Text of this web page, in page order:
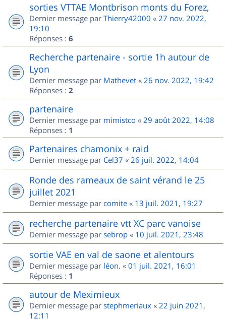
sorties VTTAE Montbrison monts du Forez,
Dernier message par Thierry42000 « 27 nov. 2022,
19:10
Réponses : 6
Recherche partenaire - sortie 1h autour de
Lyon
Dernier message par Mathevet « 26 nov. 2022, 19:42
Réponses : 2
partenaire
Dernier message par mimistco « 29 août 2022, 14:08
Réponses : 1
Partenaires chamonix + raid
Dernier message par Cel37 « 26 juil. 2022, 14:04
Ronde des rameaux de saint vérand le 25
juillet 2021
Dernier message par comite « 13 juil. 2021, 19:27
recherche partenaire vtt XC parc vanoise
Dernier message par sebrop « 10 juil. 2021, 23:48
sortie VAE en val de saone et alentours
Dernier message par léon. « 01 juil. 2021, 16:01
Réponses : 1
autour de Meximieux
Dernier message par stephmeriaux « 22 juin 2021,
12:11